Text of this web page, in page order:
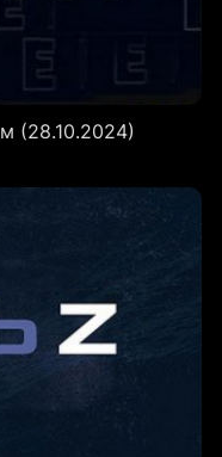
(28.10.2024)